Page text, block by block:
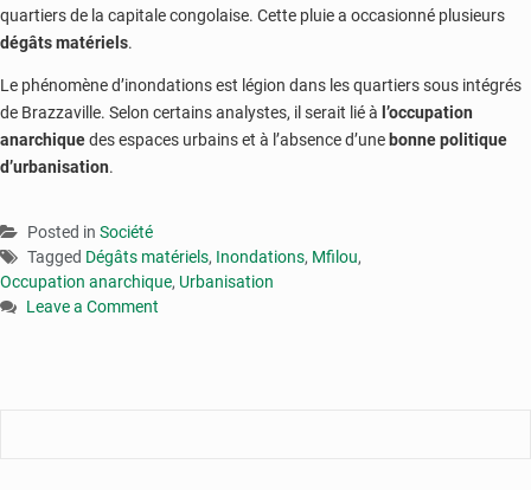
quartiers de la capitale congolaise. Cette pluie a occasionné plusieurs
dégâts matériels.
Le phénomène d’inondations est légion dans les quartiers sous intégrés
de Brazzaville. Selon certains analystes, il serait lié à l’occupation
anarchiquedes espaces urbains et à l’absence d’une bonne politique
d’urbanisation.
Posted in Société
Tagged Dégâts matériels, Inondations, Mfilou,
Occupation anarchique, Urbanisation
Leave a Comment